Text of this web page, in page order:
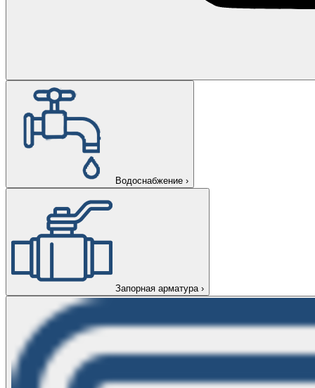
Водоснабжение ›
Запорная арматура ›